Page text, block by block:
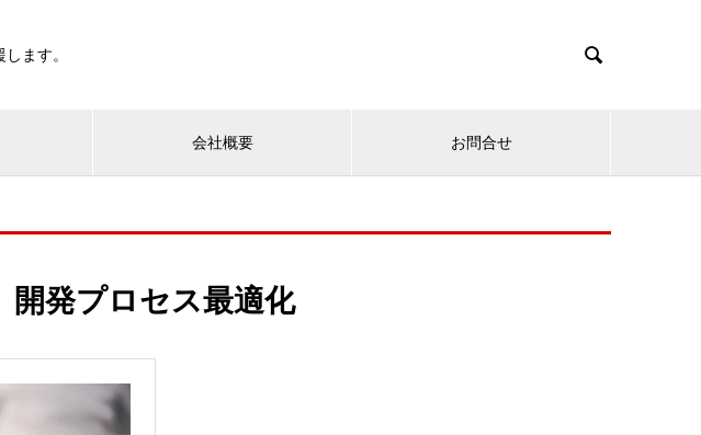
ます。 
会社概要 お問合せ
開発プロセス最適化